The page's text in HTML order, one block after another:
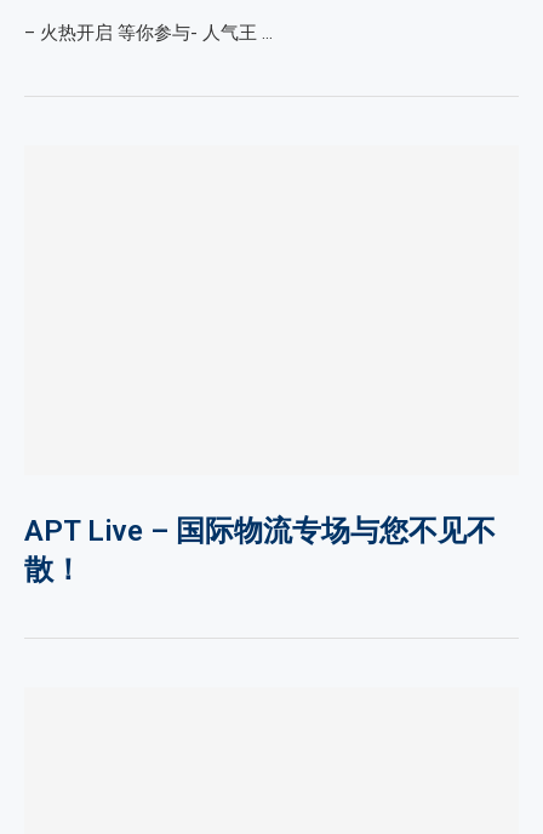
– 火热开启 等你参与- 人气王 …
APT Live – 国际物流专场与您不见不
散！